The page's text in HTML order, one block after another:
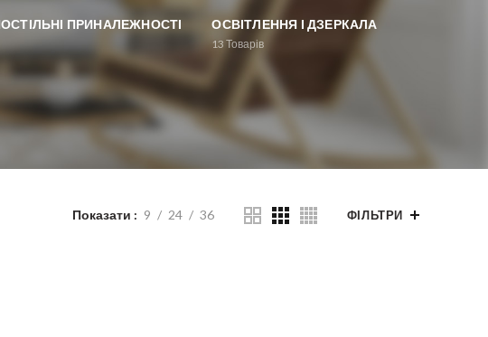
ПРИНАЛЕЖНОСТІ ОСВІТЛЕННЯ І ДЗЕРКАЛА
13 Товарів
Показати 9 24 36 ФІЛЬТРИ